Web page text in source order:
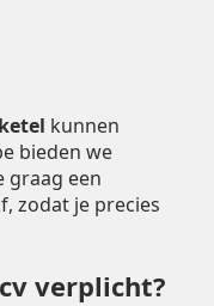
kunnen
bieden we
graag een
zodat je precies
verplicht?